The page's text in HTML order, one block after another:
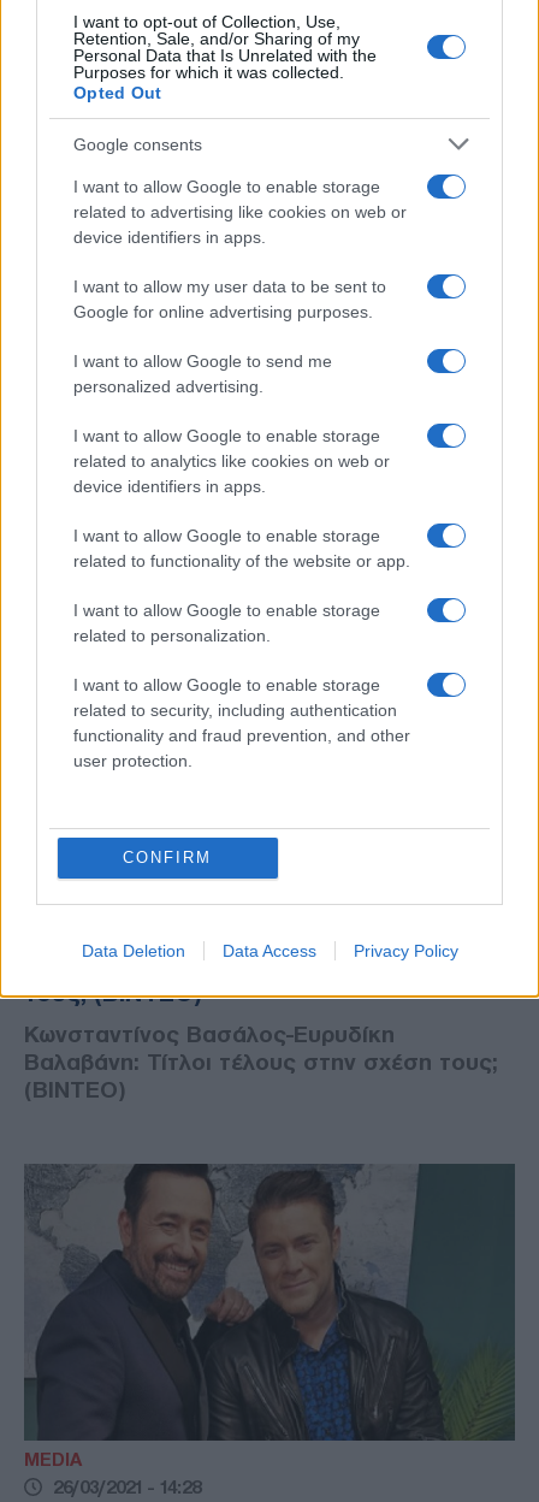
I want to opt-out of Collection, Use,
Retention, Sale, and/or Sharing of my
Personal Data that Is Unrelated with the
Purposes for which it was collected.
Opted Out
Google consents
I want to allow Google to enable storage
related to advertising like cookies on web or
device identifiers in apps.
I want to allow my user data to be sent to
Google for online advertising purposes.
I want to allow Google to send me
personalized advertising.
I want to allow Google to enable storage
related to analytics like cookies on web or
device identifiers in apps.
I want to allow Google to enable storage
related to functionality of the website or app.
I want to allow Google to enable storage
related to personalization.
I want to allow Google to enable storage
related to security, including authentication
functionality and fraud prevention, and other
user protection.
CONFIRM
Data Deletion Data Access Privacy Policy
29/09/2022 - 20:02
Βασάλος: Η κοινή εμφάνιση μετά τις
φήμες χωρισμού
Το τελευταίο διάστημα κυκλοφορούν φήμες
που θέλουν την Ευρυδίκη Βαλαβάνη και τον
Κωνσταντίνο Βασάλο να έχουν χωρίσει
LIFESTYLE
Βαλαβάνη: Τίτλοι τέλους στην σχέση
τους; (ΒΙΝΤΕΟ)
Κωνσταντίνος Βασάλος-Ευρυδίκη
Βαλαβάνη: Τίτλοι τέλους στην σχέση τους;
(ΒΙΝΤΕΟ)
MEDIA
26/03/2021 - 14:28